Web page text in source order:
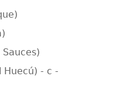
Sauces)
Huecú) - c -